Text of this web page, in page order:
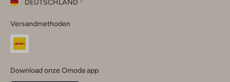
DEUTSCHLAND
dein
Land
Belgique(Français)
Versandmethoden
Download onze Omoda app